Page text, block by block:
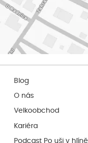
Blog
O nás
Velkoobchod
Kariéra
Podcast Po uši v hlíně